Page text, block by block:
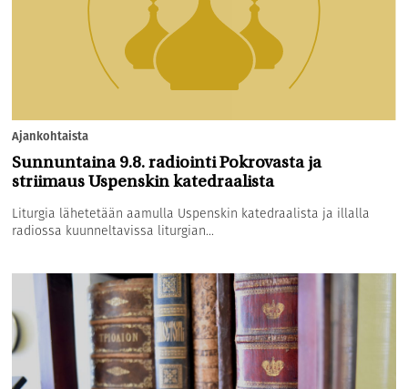
Ajankohtaista
Sunnuntaina 9.8. radiointi Pokrovasta ja
striimaus Uspenskin katedraalista
Liturgia lähetetään aamulla Uspenskin katedraalista ja illalla
radiossa kuunneltavissa liturgian...